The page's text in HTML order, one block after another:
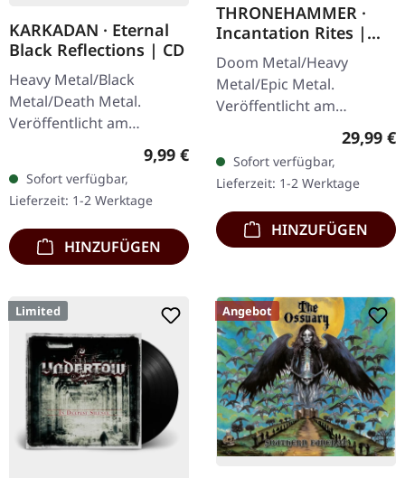
KARKADAN · Eternal
Black Reflections | CD
Heavy Metal/Black
Metal/Death Metal.
Veröffentlicht am
19.01.2002, auf Supreme
Chaos Records. CD im
Jewelcase. Neuauflage mit
neuem Artwork,…
Regulärer Preis:
9,99 €
Sofort verfügbar,
Lieferzeit: 1-2 Werktage
HINZUFÜGEN
THRONEHAMMER ·
Incantation Rites |
SPLATTER 2LP
Doom Metal/Heavy
Metal/Epic Metal.
Veröffentlicht am
21.10.2022, auf Supreme
Chaos Records. SCR-
exklusives Transparent
Rot/Schwarz/Weiß…
29,99 €
Sofort verfügbar,
Lieferzeit: 1-2 Werktage
HINZUFÜGEN
Limited Angebot